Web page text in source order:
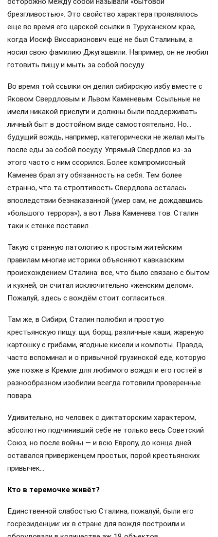
брезгливостью». Это свойство характера проявлялось
еще во время его царской ссылки в Туруханском крае,
когда Иосиф Виссарионович ещё не был Сталиным, а
носил свою фамилию Джугашвили. Например, он не любил
готовить пищу и мыть за собой посуду.
Во время той ссылки он делил сибирскую избу вместе с
Яковом Свердловым и Львом Каменевым. Ссыльные не
имели никакой прислуги и должны были поддерживать
личный быт в достойном виде самостоятельно. Но…
будущий вождь, например, категорически не желал мыть
после еды за собой посуду. Упрямый Свердлов из-за
этого часто с ним ссорился. Более компромиссный
Каменев брал эту обязанность на себя. Тем более
странно, что та строптивость Свердлова осталась
впоследствии безнаказанной (умер сам, не дождавшись
«большого террора»), а вот Льва Каменева тов. Сталин
таки к стенке поставил…
Такую странную патологию к простым житейским
правилам многие историки объясняют кавказским
происхождением Сталина: всё, что было связано с бытом
и кухней, он считал исключительно «женским делом».
Пожалуй, здесь с вождём стоит согласиться.
Там же, в Сибири, Сталин полюбил и простую
крестьянскую пищу: щи, борщ, различные каши, жареную
картошку с грибами, ягодные кисели и компоты. Правда,
часто вспоминал и о привычной грузинской еде, которую
уже позже в Кремле для любимого вождя и его гостей в
разнообразном изобилии всегда готовили проверенные
повара.
Удивительно, но человек с диктаторским характером,
абсолютно подчинивший себе не только весь Советский
Союз, но после войны — и всю Европу, до конца дней
оставался приверженцем простых, порой крестьянских
привычек…
Кто в теремочке живёт?
Единственной слабостью Сталина, пожалуй, были его
госрезиденции: их в стране для вождя построили и